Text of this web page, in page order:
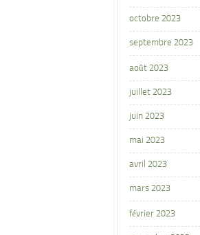
octobre 2023
septembre 2023
août 2023
juillet 2023
juin 2023
mai 2023
avril 2023
mars 2023
février 2023